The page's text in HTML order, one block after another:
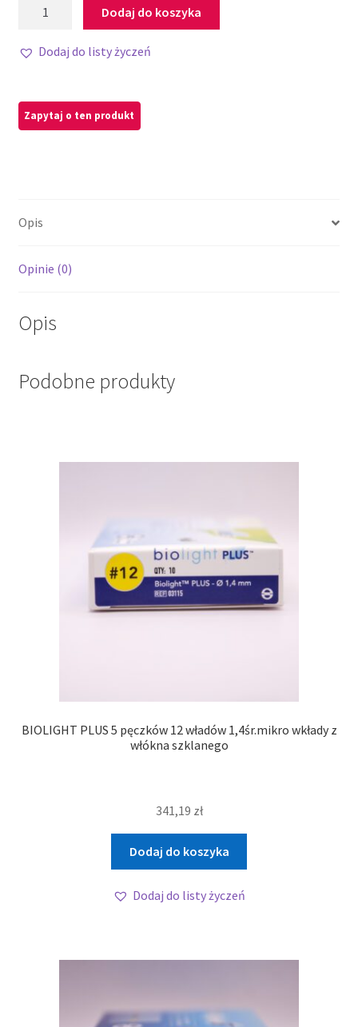
Dodaj do koszyka
Dodaj do listy życzeń
Opis
Opinie (0)
Opis
Podobne produkty
BIOLIGHT PLUS 5 pęczków 12 władów 1,4śr.mikro wkłady z
włókna szklanego
341,19 zł
Dodaj do koszyka
Dodaj do listy życzeń